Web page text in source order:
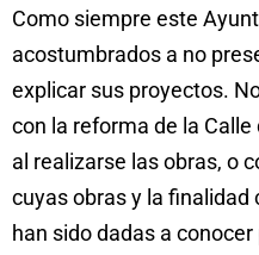
Como siempre este
acostumbrados a no
explicar sus proyectos.
con la reforma de la
al realizarse las obras, o
cuyas obras y la finalidad
han sido dadas a